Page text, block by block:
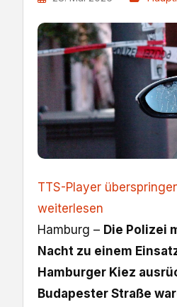
TTS-Player
weiterlesen
Hamburg – Die Polizei
Nacht zu einem
Hamburger Kiez
Budapester Straße